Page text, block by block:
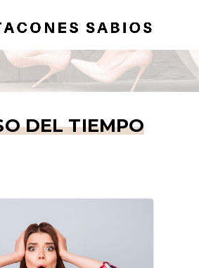
DEL TIEMPO